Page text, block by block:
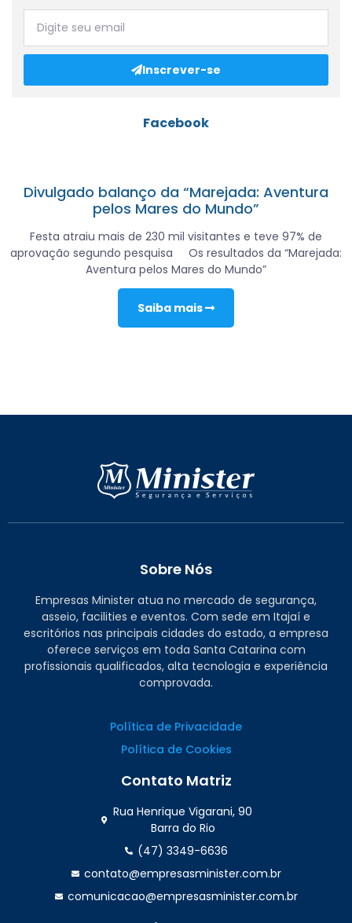
Inscrever-se
Facebook
Divulgado balanço da “Marejada: Aventura
pelos Mares do Mundo”
Festa atraiu mais de 230 mil visitantes e teve 97% de
aprovação segundo pesquisa Os resultados da “Marejada:
Aventura pelos Mares do Mundo”
Saiba mais
Sobre Nós
Empresas Minister atua no mercado de segurança,
asseio, facilities e eventos. Com sede em Itajaí e
escritórios nas principais cidades do estado, a empresa
oferece serviços em toda Santa Catarina com
profissionais qualificados, alta tecnologia e experiência
comprovada.
Política de Privacidade
Política de Cookies
Contato Matriz
Rua Henrique Vigarani, 90
Barra do Rio
(47) 3349-6636
contato@empresasminister.com.br
comunicacao@empresasminister.com.br